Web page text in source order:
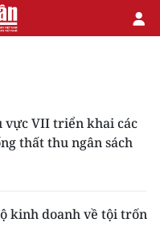
vực VII triển khai các
thất thu ngân sách
kinh doanh về tội trốn